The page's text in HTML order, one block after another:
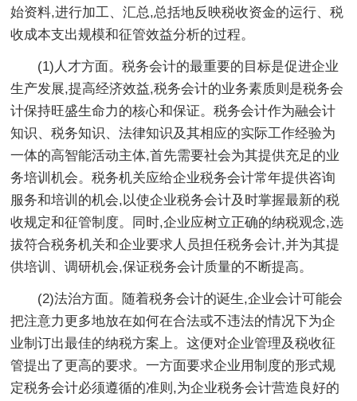
始资料,进行加工、汇总,总括地反映税收资金的运行、税
收成本支出规模和征管效益分析的过程。
(1)人才方面。税务会计的最重要的目标是促进企业
生产发展,提高经济效益,税务会计的业务素质则是税务会
计保持旺盛生命力的核心和保证。税务会计作为融会计
知识、税务知识、法律知识及其相应的实际工作经验为
一体的高智能活动主体,首先需要社会为其提供充足的业
务培训机会。税务机关应给企业税务会计常年提供咨询
服务和培训的机会,以使企业税务会计及时掌握最新的税
收规定和征管制度。同时,企业应树立正确的纳税观念,选
拔符合税务机关和企业要求人员担任税务会计,并为其提
供培训、调研机会,保证税务会计质量的不断提高。
(2)法治方面。随着税务会计的诞生,企业会计可能会
把注意力更多地放在如何在合法或不违法的情况下为企
业制订出最佳的纳税方案上。这便对企业管理及税收征
管提出了更高的要求。一方面要求企业用制度的形式规
定税务会计必须遵循的准则,为企业税务会计营造良好的